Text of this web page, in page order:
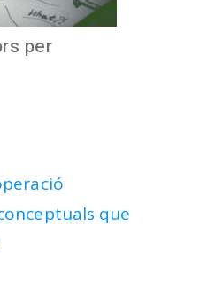
per
que